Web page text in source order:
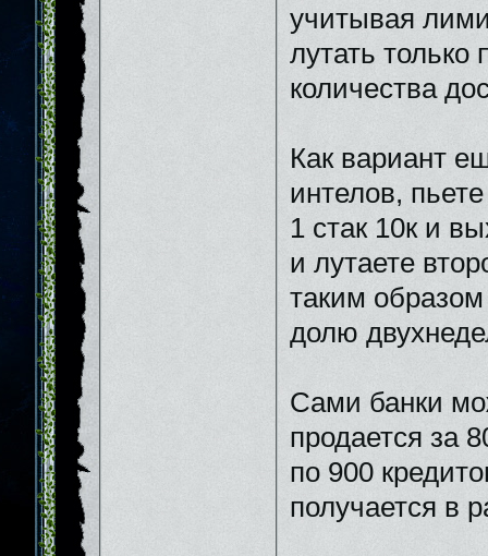
учитывая
лутать только
количества
Как вариант
интелов,
1 стак 10к и
и лутаете
таким
долю
Сами банки
продается за
по 900
получается в